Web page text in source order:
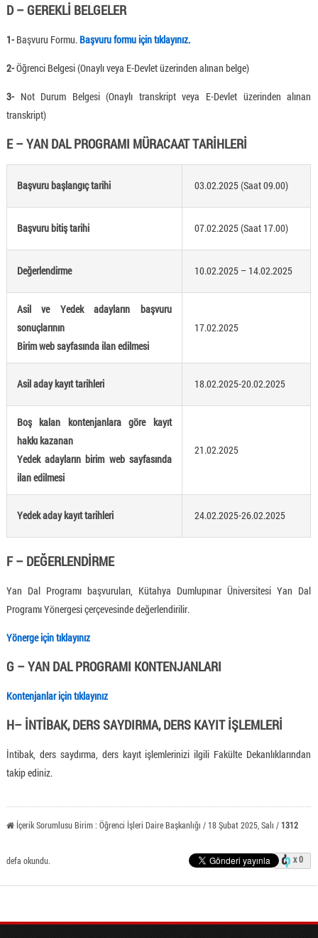
D – GEREKLİ BELGELER
1- Başvuru Formu. Başvuru formu için tıklayınız.
2-Öğrenci Belgesi (Onaylı veya E-Devlet üzerinden alınan belge)
3- Not Durum Belgesi (Onaylı transkript veya E-Devlet üzerinden alınan
transkript)
E – YAN DAL PROGRAMI MÜRACAAT TARİHLERİ
Başvuru başlangıç tarihi 03.02.2025 (Saat 09.00)
Başvuru bitiş tarihi 07.02.2025 (Saat 17.00)
Değerlendirme 10.02.2025 – 14.02.2025
Asil ve Yedek adayların başvuru
sonuçlarının
Birim web sayfasında ilan edilmesi
17.02.2025
Asil aday kayıt tarihleri 18.02.2025-20.02.2025
Boş kalan kontenjanlara göre kayıt
hakkı kazanan
Yedek adayların birim web sayfasında
ilan edilmesi
21.02.2025
Yedek aday kayıt tarihleri 24.02.2025-26.02.2025
F – DEĞERLENDİRME
Yan Dal Programı başvuruları, Kütahya Dumlupınar Üniversitesi Yan Dal
Programı Yönergesi çerçevesinde değerlendirilir.
Yönerge için tıklayınız
G – YAN DAL PROGRAMI KONTENJANLARI
Kontenjanlar için tıklayınız
H– İNTİBAK, DERS SAYDIRMA, DERS KAYIT İŞLEMLERİ
İntibak, ders saydırma, ders kayıt işlemlerinizi ilgili Fakülte Dekanlıklarından
takip ediniz.
İçerik Sorumlusu Birim : Öğrenci İşleri Daire Başkanlığı / 18 Şubat 2025, Salı /1312
defa okundu. x 0